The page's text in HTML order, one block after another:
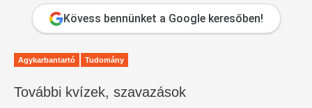
Kövess bennünket a Google keresőben!
Agykarbantartó Tudomány
További kvízek, szavazások